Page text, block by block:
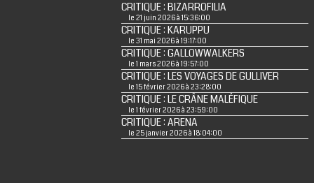
CRITIQUE : BIZARROFILIA
le 21 juin 2026 à 15:36:00
CRITIQUE : KARUPPU
le 31 mai 2026 à 19:17:00
CRITIQUE : GALLOWWALKERS
le 1 mars 2026 à 19:57:00
CRITIQUE : LES VOYAGES DE GULLIVER
le 15 février 2026 à 23:28:00
CRITIQUE : LE CRÂNE MALÉFIQUE
le 1 février 2026 à 23:59:00
CRITIQUE : ARENA
le 25 janvier 2026 à 18:04:00